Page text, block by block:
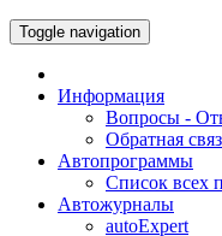
Toggle navigation
Информация
Вопросы -
Обратная
Автопрограммы
Список всех
Автожурналы
autoExpert